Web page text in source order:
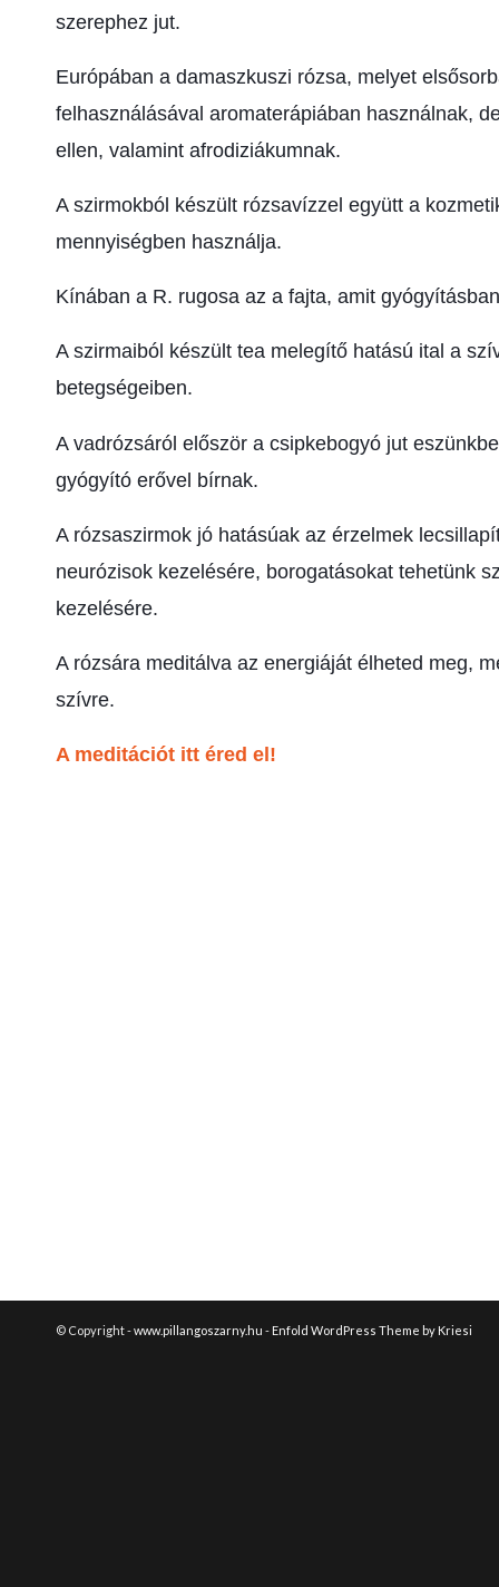
szerephez jut.
Európában a damaszkuszi rózsa, melyet
felhasználásával aromaterápiában használnak,
ellen, valamint afrodiziákumnak.
A szirmokból készült rózsavízzel együtt a
mennyiségben használja.
Kínában a R. rugosa az a fajta, amit
A szirmaiból készült tea melegítő hatású ital a
betegségeiben.
A vadrózsáról először a csipkebogyó jut
gyógyító erővel bírnak.
A rózsaszirmok jó hatásúak az érzelmek
neurózisok kezelésére, borogatásokat tehetünk
kezelésére.
A rózsára meditálva az energiáját élheted meg,
szívre.
A meditációt itt éred el!
© Copyright -www.pillangoszarny.hu - Enfold WordPress Theme by Kriesi